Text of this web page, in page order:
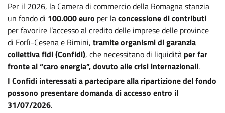
Per il 2026, la Camera di commercio della Romagna stanzia
un fondo di 100.000 euro per laconcessione di contributi
per favorire l’accesso al credito delle imprese delle province
di Forlì-Cesena e Rimini, tramite organismi di garanzia
collettiva fidi (Confidi), che necessitano di liquidità per far
fronte al “caro energia”, dovuto alle crisi internazionali.
I Confidi interessati a partecipare alla ripartizione del fondo
possono presentare domanda di accesso entro il
31/07/2026.